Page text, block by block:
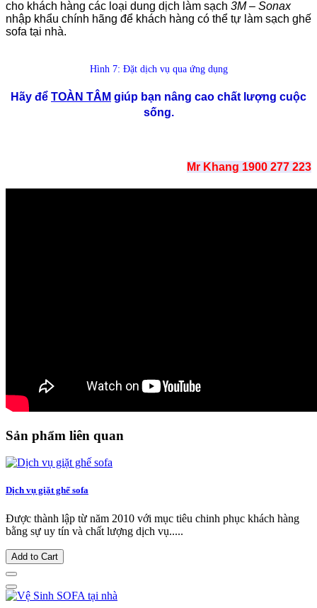
cho khách hàng các loại dung dịch làm sạch 3M – Sonax
nhập khẩu chính hãng để khách hàng có thể tự làm sạch ghế
sofa tại nhà.
Hình 7: Đặt dịch vụ qua ứng dụng
Hãy để TOÀN TÂM giúp bạn nâng cao chất lượng cuộc
sống.
Mr Khang 1900 277 223
Sản phẩm liên quan
Dịch vụ giặt ghế sofa
Được thành lập từ năm 2010 với mục tiêu chinh phục khách hàng
bằng sự uy tín và chất lượng dịch vụ.....
Add to Cart